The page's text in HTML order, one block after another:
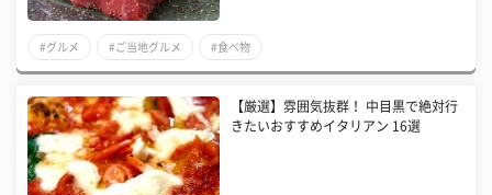
#グルメ #ご当地グルメ #食べ物
​【厳選】雰囲気抜群！ 中目黒で絶対行
きたいおすすめイタリアン 16選